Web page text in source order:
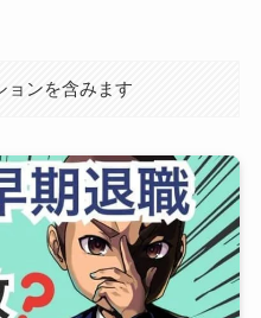
ョンを含みます